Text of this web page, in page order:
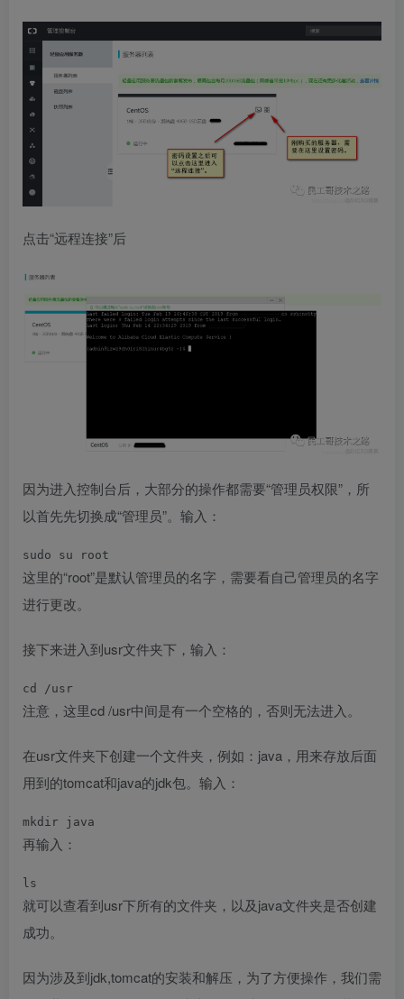
点击“远程连接”后
因为进入控制台后，大部分的操作都需要“管理员权限”，所
以首先先切换成“管理员”。输入：
sudo su root
这里的“root”是默认管理员的名字，需要看自己管理员的名字
进行更改。
接下来进入到usr文件夹下，输入：
cd /usr
注意，这里cd /usr中间是有一个空格的，否则无法进入。
在usr文件夹下创建一个文件夹，例如：java，用来存放后面
用到的tomcat和java的jdk包。输入：
mkdir java
再输入：
ls
就可以查看到usr下所有的文件夹，以及java文件夹是否创建
成功。
因为涉及到jdk,tomcat的安装和解压，为了方便操作，我们需